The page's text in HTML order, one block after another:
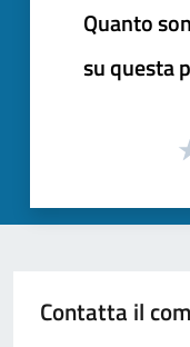
Quanto
su questa
Contatta il